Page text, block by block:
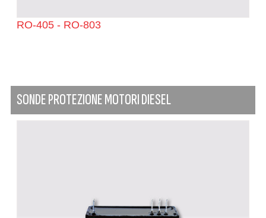
RO-405 - RO-803
SONDE PROTEZIONE MOTORI DIESEL